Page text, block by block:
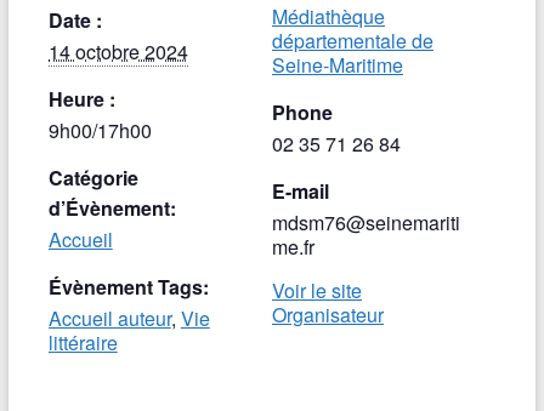
Date :
14 octobre 2024
Heure :
9h00/17h00
Catégorie
d’Évènement:
Accueil
Évènement Tags:
Accueil auteur, Vie
littéraire
Médiathèque
départementale de
Seine-Maritime
Phone
02 35 71 26 84
E-mail
mdsm76@seinemariti
me.fr
Voir le site
Organisateur